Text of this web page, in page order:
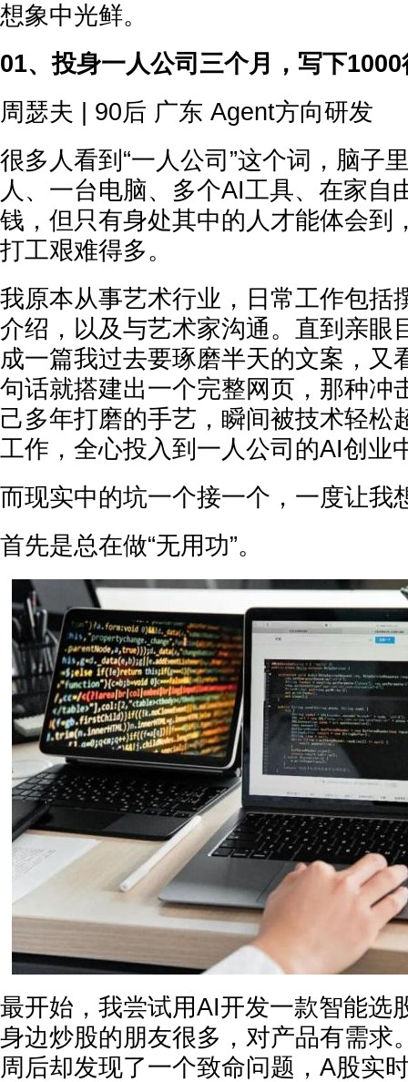
想象中光鲜。
01、投身一人公司三个月，写下
周瑟夫 | 90后 广东 Agent方向研发
很多人看到“一人公司”这个词，脑子
人、一台电脑、多个AI工具、在家自
钱，但只有身处其中的人才能体会到
打工艰难得多。
我原本从事艺术行业，日常工作包括
介绍，以及与艺术家沟通。直到亲眼
成一篇我过去要琢磨半天的文案，又
句话就搭建出一个完整网页，那种冲
己多年打磨的手艺，瞬间被技术轻松
工作，全心投入到一人公司的AI创业
而现实中的坑一个接一个，一度让我
首先是总在做“无用功”。
最开始，我尝试用AI开发一款智能选
身边炒股的朋友很多，对产品有需求
周后却发现了一个致命问题，A股实